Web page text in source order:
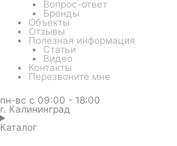
Вопрос-ответ
Бренды
Объекты
Отзывы
Полезная информация
Статьи
Видео
Контакты
Перезвоните мне
пн-вс с 09:00 - 18:00
г. Калининград
Каталог